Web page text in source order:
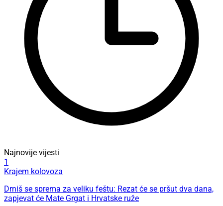
Najnovije vijesti
1
Krajem kolovoza
Drniš se sprema za veliku feštu: Rezat će se pršut dva dana,
zapjevat će Mate Grgat i Hrvatske ruže